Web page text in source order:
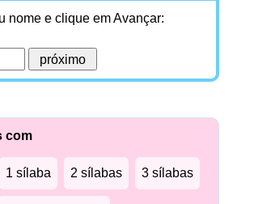
nome e clique em Avançar:
com
1 sílaba 2 sílabas 3 sílabas